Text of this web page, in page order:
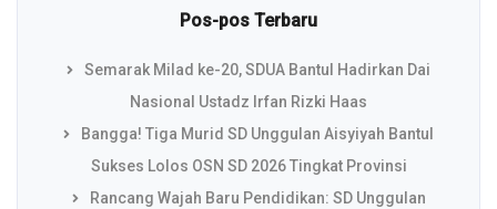
Pos-pos Terbaru
Semarak Milad ke-20, SDUA Bantul Hadirkan Dai
Nasional Ustadz Irfan Rizki Haas
Bangga! Tiga Murid SD Unggulan Aisyiyah Bantul
Sukses Lolos OSN SD 2026 Tingkat Provinsi
Rancang Wajah Baru Pendidikan: SD Unggulan